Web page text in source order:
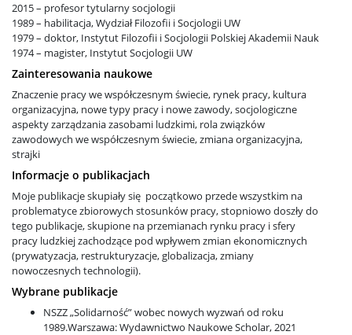
I stopień: socjologia
II stopień: socjologia
II stopień: socjologia cyfrowa
II stopień: język i społeczeństwo
II stopień: socjologia życia publicznego d.
socjologia interwencji społecznych
Niezbędne kompetencje cyfrowe
2015 – profesor tytularny socjologii
1989 – habilitacja, Wydział Filozofii i Socjologii UW
1979 – doktor, Instytut Filozofii i Socjologii Polskiej Akademii Nauk
1974 – magister, Instytut Socjologii UW
Zainteresowania naukowe
Znaczenie pracy we współczesnym świecie, rynek pracy, kultura
organizacyjna, nowe typy pracy i nowe zawody, socjologiczne
aspekty zarządzania zasobami ludzkimi, rola związków
zawodowych we współczesnym świecie, zmiana organizacyjna,
strajki
Informacje o publikacjach
Moje publikacje skupiały się początkowo przede wszystkim na
problematyce zbiorowych stosunków pracy, stopniowo doszły do
tego publikacje, skupione na przemianach rynku pracy i sfery
pracy ludzkiej zachodzące pod wpływem zmian ekonomicznych
(prywatyzacja, restrukturyzacje, globalizacja, zmiany
nowoczesnych technologii).
Wybrane publikacje
NSZZ „Solidarność” wobec nowych wyzwań od roku
1989.Warszawa: Wydawnictwo Naukowe Scholar, 2021